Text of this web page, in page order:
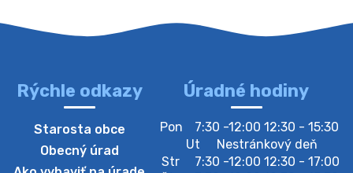
4. augusta 2026 10:05
Zberný dvor-Gyűjtőudvar
Oznamujeme obyvateľom, že v stredu 05. augusta
Rýchle odkazy
Starosta obce
Obecný úrad
Úradné hodiny
Pon
7:30 -12:00 12:30 - 15:30
Ut
Nestránkový deň
Str
7:30 -12:00 12:30 - 17:00